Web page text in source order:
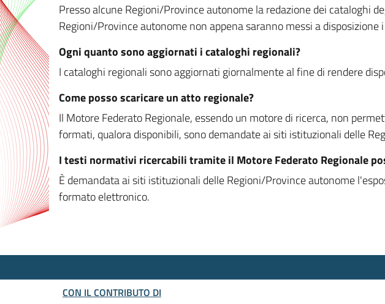
Presso alcune Regioni/Province autonome la redazione dei cataloghi
Regioni/Province autonome non appena saranno messi a disposizione
Ogni quanto sono aggiornati i cataloghi regionali?
I cataloghi regionali sono aggiornati giornalmente al fine di rendere
Come posso scaricare un atto regionale?
Il Motore Federato Regionale, essendo un motore di ricerca, non
formati, qualora disponibili, sono demandate ai siti istituzionali delle
I testi normativi ricercabili tramite il Motore Federato Regionale
È demandata ai siti istituzionali delle Regioni/Province autonome
formato elettronico.
CON IL CONTRIBUTO DI